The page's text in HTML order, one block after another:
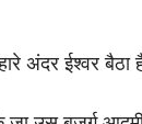
अंदर ईश्वर